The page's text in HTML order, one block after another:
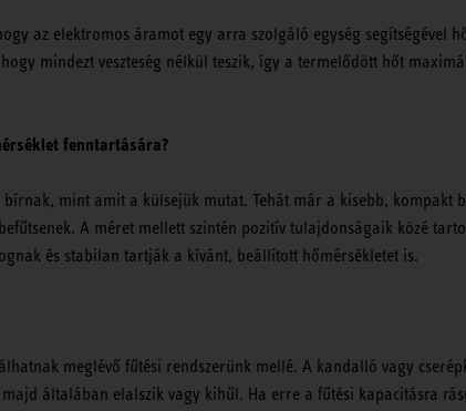
az elektromos áramot egy arra szolgáló egység segítségével
mindezt veszteség nélkül teszik, így a termelődött hőt
fenntartására?
mint amit a külsejük mutat. Tehát már a kisebb, kompakt
A méret mellett szintén pozitív tulajdonságaik közé
és stabilan tartják a kívánt, beállított hőmérsékletet is.
meglévő fűtési rendszerünk mellé. A kandalló vagy
általában elalszik vagy kihűl. Ha erre a fűtési kapacitásra